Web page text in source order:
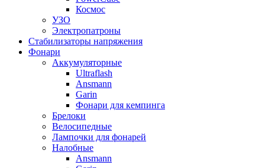
Космос
УЗО
Электропатроны
Стабилизаторы напряжения
Фонари
Аккумуляторные
Ultraflash
Ansmann
Garin
Фонари для кемпинга
Брелоки
Велосипедные
Лампочки для фонарей
Налобные
Ansmann